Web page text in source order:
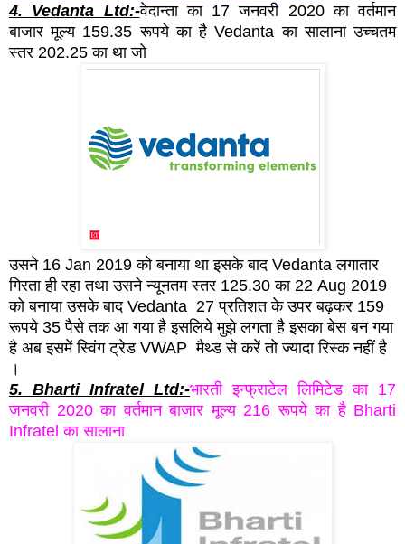
4. Vedanta Ltd:-वेदान्ता का 17 जनवरी 2020 का वर्तमान
बाजार मूल्य 159.35 रूपये का है Vedanta का सालाना उच्चतम
स्तर 202.25 का था जो
उसने 16 Jan 2019 को बनाया था इसके बाद Vedanta लगातार
गिरता ही रहा तथा उसने न्यूनतम स्तर 125.30 का 22 Aug 2019
को बनाया उसके बाद Vedanta 27 प्रतिशत के उपर बढ़कर 159
रूपये 35 पैसे तक आ गया है इसलिये मुझे लगता है इसका बेस बन गया
है अब इसमें स्विंग ट्रेड VWAP मैथ्ड से करें तो ज्यादा रिस्क नहीं है
।
5. Bharti Infratel Ltd:-भारती इन्फ्राटेल लिमिटेड का 17
जनवरी 2020 का वर्तमान बाजार मूल्य 216 रूपये का है Bharti
Infratel का सालाना